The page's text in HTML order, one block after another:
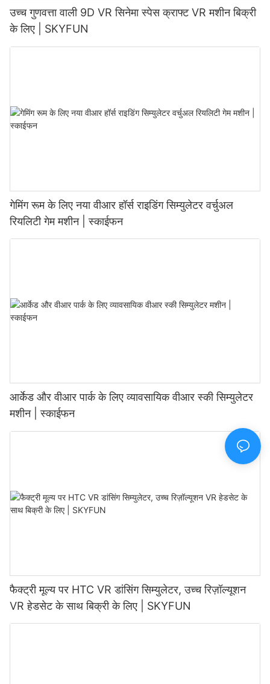
उच्च गुणवत्ता वाली 9D VR सिनेमा स्पेस क्राफ्ट VR मशीन बिक्री
के लिए | SKYFUN
गेमिंग रूम के लिए नया वीआर हॉर्स राइडिंग सिम्युलेटर वर्चुअल
रियलिटी गेम मशीन | स्काईफन
आर्केड और वीआर पार्क के लिए व्यावसायिक वीआर स्की सिम्युलेटर
मशीन | स्काईफन
फैक्ट्री मूल्य पर HTC VR डांसिंग सिम्युलेटर, उच्च रिज़ॉल्यूशन
VR हेडसेट के साथ बिक्री के लिए | SKYFUN